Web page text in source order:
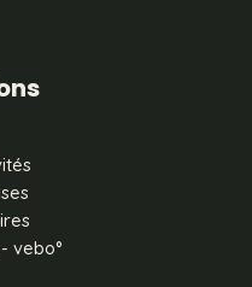
vebo°